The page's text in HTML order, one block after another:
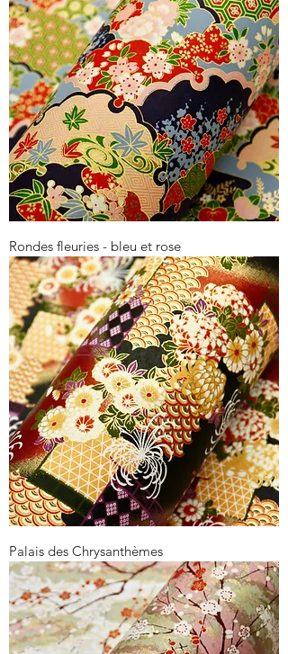
Rondes fleuries - bleu et rose
Palais des Chrysanthèmes